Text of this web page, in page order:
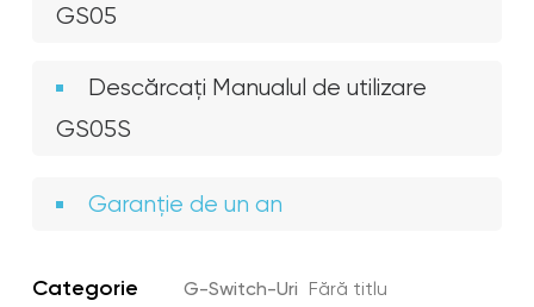
GS05
Descărcați Manualul de utilizare
GS05S
Garanție de un an
Categorie G-Switch-Uri Fără titlu